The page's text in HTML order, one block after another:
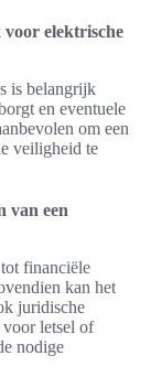
elektrische
is belangrijk
en eventuele
om een
veiligheid te
van een
financiële
kan het
juridische
voor letsel of
nodige